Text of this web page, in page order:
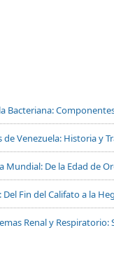
Bacteriana:
Venezuela: Historia y
Mundial: De la Edad de
Del Fin del Califato a la
Renal y Respiratorio: